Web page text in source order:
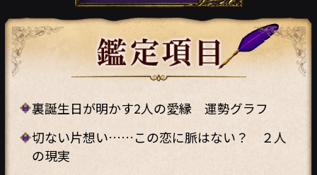
裏誕生日が明かす2人の愛縁 運勢グラフ
切ない片想い……この恋に脈はない？ ２人
の現実